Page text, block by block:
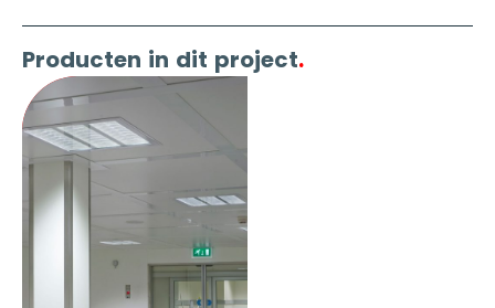
Producten in dit project.